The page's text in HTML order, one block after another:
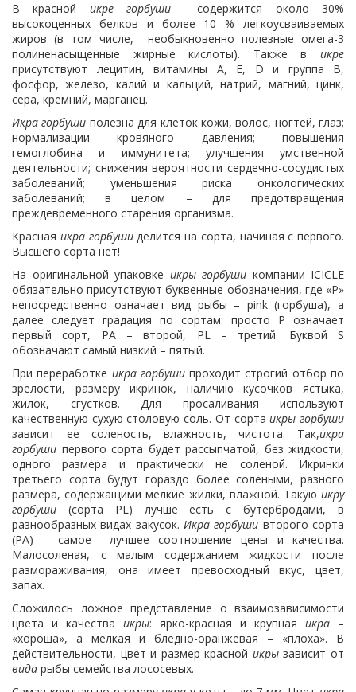
В красной икре горбуши содержится около 30%
высокоценных белков и более 10 % легкоусваиваемых
жиров (в том числе, необыкновенно полезные омега-3
полиненасыщенные жирные кислоты). Также в икре
присутствуют лецитин, витамины А, Е, D и группа В,
фосфор, железо, калий и кальций, натрий, магний, цинк,
сера, кремний, марганец.
Икра горбуши полезна для клеток кожи, волос, ногтей, глаз;
нормализации кровяного давления; повышения
гемоглобина и иммунитета; улучшения умственной
деятельности; снижения вероятности сердечно-сосудистых
заболеваний; уменьшения риска онкологических
заболеваний; в целом – для предотвращения
преждевременного старения организма.
Красная икра горбушиделится на сорта, начиная с первого.
Высшего сорта нет!
На оригинальной упаковке икры горбуши компании ICICLE
обязательно присутствуют буквенные обозначения, где «Р»
непосредственно означает вид рыбы – pink (горбуша), а
далее следует градация по сортам: просто Р означает
первый сорт, РА – второй, РL – третий. Буквой S
обозначают самый низкий – пятый.
При переработке икра горбушипроходит строгий отбор по
зрелости, размеру икринок, наличию кусочков ястыка,
жилок, сгустков. Для просаливания используют
качественную сухую столовую соль. От сортаикры горбуши
зависит ее соленость, влажность, чистота. Так,икра
горбуши первого сорта будет рассыпчатой, без жидкости,
одного размера и практически не соленой. Икринки
третьего сорта будут гораздо более солеными, разного
размера, содержащими мелкие жилки, влажной. Такую икру
горбуши (сорта PL) лучше есть с бутербродами, в
разнообразных видах закусок. Икра горбуши второго сорта
(РА) – самое лучшее соотношение цены и качества.
Малосоленая, с малым содержанием жидкости после
размораживания, она имеет превосходный вкус, цвет,
запах.
Сложилось ложное представление о взаимозависимости
цвета и качества икры: ярко-красная и крупная икра –
«хороша», а мелкая и бледно-оранжевая – «плоха». В
действительности, цвет и размер красной икрызависит от
вида рыбы семейства лососевых.